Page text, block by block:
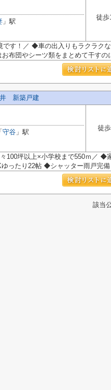
」駅
徒歩
です！／ ◆車の出入りもラクラク
布団やシーツ類をまとめて干すの
新築戸建
「 守谷 」駅
徒
100坪以上×小学校まで550ｍ／ ◆
ったり22帖 ◆シャッター雨戸完
該当